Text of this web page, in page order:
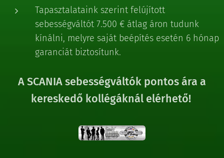
Tapasztalataink szerint felújított
sebességváltót 7.500 € átlag áron tudunk
kínálni, melyre saját beépítés esetén 6 hónap
garanciát biztosítunk.
A SCANIA sebességváltók pontos ára a
kereskedő kollégáknál elérhető!